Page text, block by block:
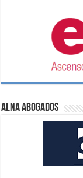
ALNA Abogados